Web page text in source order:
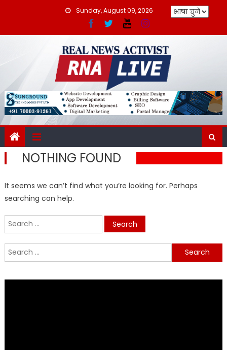
Sunday, August 09, 2026
NOTHING FOUND
It seems we can’t find what you’re looking for. Perhaps
searching can help.
Search
for:
Search
for: